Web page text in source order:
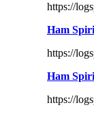
https://
Ham
https://
Ham
https://